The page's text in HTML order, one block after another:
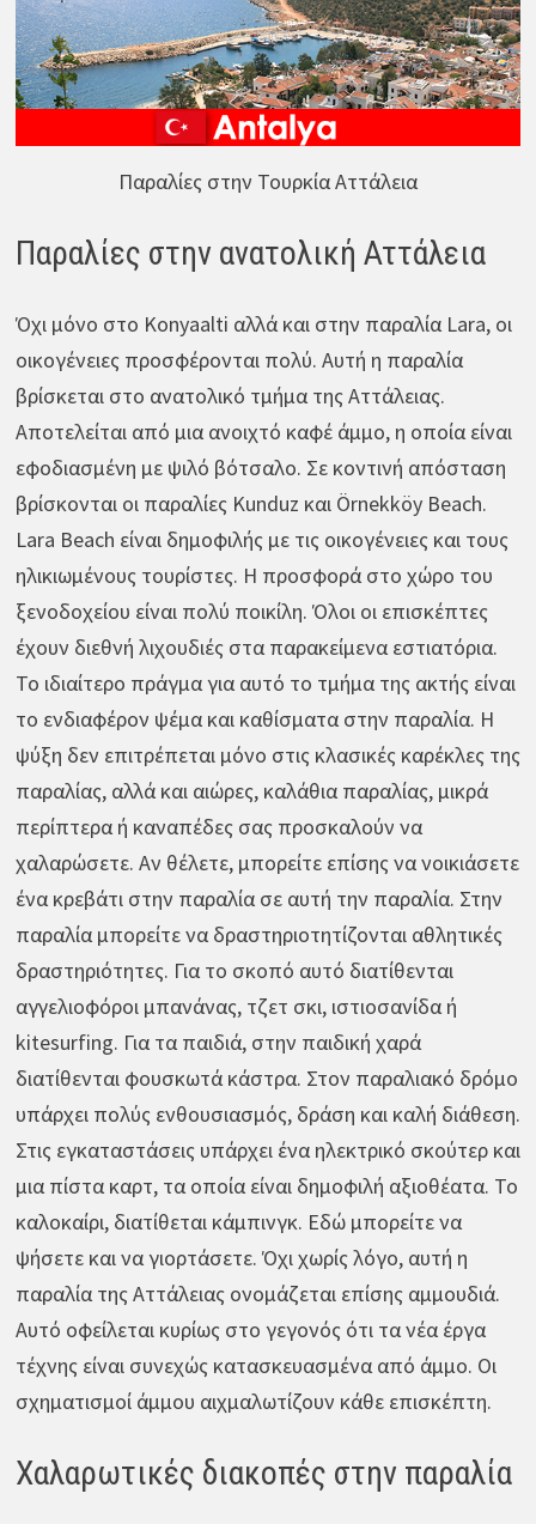
Παραλίες στην Τουρκία Αττάλεια
Παραλίες στην ανατολική Αττάλεια
Όχι μόνο στο Konyaalti αλλά και στην παραλία Lara, οι
οικογένειες προσφέρονται πολύ. Αυτή η παραλία
βρίσκεται στο ανατολικό τμήμα της Αττάλειας.
Αποτελείται από μια ανοιχτό καφέ άμμο, η οποία είναι
εφοδιασμένη με ψιλό βότσαλο. Σε κοντινή απόσταση
βρίσκονται οι παραλίες Kunduz και Örnekköy Beach.
Lara Beach είναι δημοφιλής με τις οικογένειες και τους
ηλικιωμένους τουρίστες. Η προσφορά στο χώρο του
ξενοδοχείου είναι πολύ ποικίλη. Όλοι οι επισκέπτες
έχουν διεθνή λιχουδιές στα παρακείμενα εστιατόρια.
Το ιδιαίτερο πράγμα για αυτό το τμήμα της ακτής είναι
το ενδιαφέρον ψέμα και καθίσματα στην παραλία. Η
ψύξη δεν επιτρέπεται μόνο στις κλασικές καρέκλες της
παραλίας, αλλά και αιώρες, καλάθια παραλίας, μικρά
περίπτερα ή καναπέδες σας προσκαλούν να
χαλαρώσετε. Αν θέλετε, μπορείτε επίσης να νοικιάσετε
ένα κρεβάτι στην παραλία σε αυτή την παραλία. Στην
παραλία μπορείτε να δραστηριοτητίζονται αθλητικές
δραστηριότητες. Για το σκοπό αυτό διατίθενται
αγγελιοφόροι μπανάνας, τζετ σκι, ιστιοσανίδα ή
kitesurfing. Για τα παιδιά, στην παιδική χαρά
διατίθενται φουσκωτά κάστρα. Στον παραλιακό δρόμο
υπάρχει πολύς ενθουσιασμός, δράση και καλή διάθεση.
Στις εγκαταστάσεις υπάρχει ένα ηλεκτρικό σκούτερ και
μια πίστα καρτ, τα οποία είναι δημοφιλή αξιοθέατα. Το
καλοκαίρι, διατίθεται κάμπινγκ. Εδώ μπορείτε να
ψήσετε και να γιορτάσετε. Όχι χωρίς λόγο, αυτή η
παραλία της Αττάλειας ονομάζεται επίσης αμμουδιά.
Αυτό οφείλεται κυρίως στο γεγονός ότι τα νέα έργα
τέχνης είναι συνεχώς κατασκευασμένα από άμμο. Οι
σχηματισμοί άμμου αιχμαλωτίζουν κάθε επισκέπτη.
Χαλαρωτικές διακοπές στην παραλία